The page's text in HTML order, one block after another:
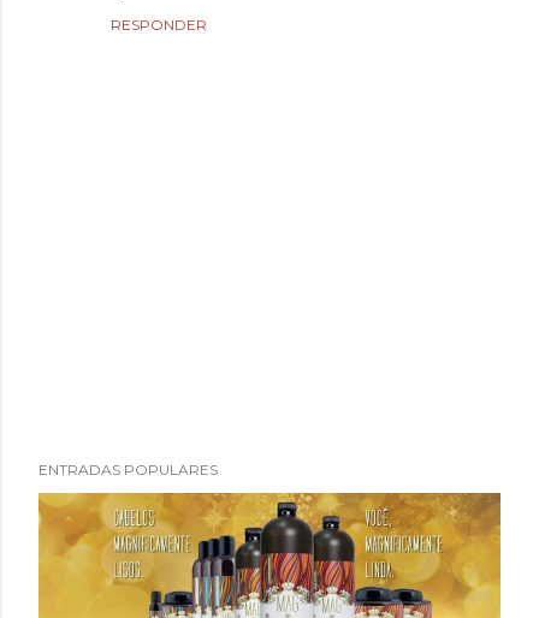
RESPONDER
u
b
ENTRADAS POPULARES